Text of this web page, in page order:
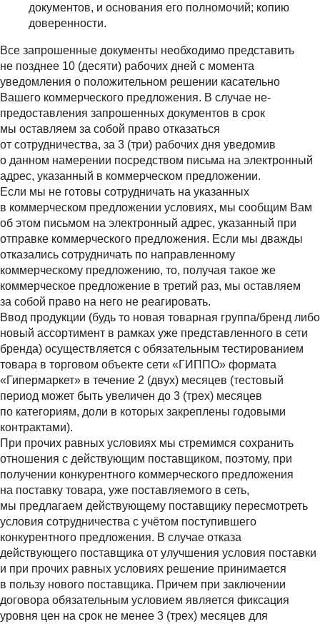
документов, и основания его полномочий; копию
доверенности.
Все запрошенные документы необходимо представить
не позднее 10 (десяти) рабочих дней с момента
уведомления о положительном решении касательно
Вашего коммерческого предложения. В случае не-
предоставления запрошенных документов в срок
мы оставляем за собой право отказаться
от сотрудничества, за 3 (три) рабочих дня уведомив
о данном намерении посредством письма на электронный
адрес, указанный в коммерческом предложении.
Если мы не готовы сотрудничать на указанных
в коммерческом предложении условиях, мы сообщим Вам
об этом письмом на электронный адрес, указанный при
отправке коммерческого предложения. Если мы дважды
отказались сотрудничать по направленному
коммерческому предложению, то, получая такое же
коммерческое предложение в третий раз, мы оставляем
за собой право на него не реагировать.
Ввод продукции (будь то новая товарная группа/бренд либо
новый ассортимент в рамках уже представленного в сети
бренда) осуществляется с обязательным тестированием
товара в торговом объекте сети «ГИППО» формата
«Гипермаркет» в течение 2 (двух) месяцев (тестовый
период может быть увеличен до 3 (трех) месяцев
по категориям, доли в которых закреплены годовыми
контрактами).
При прочих равных условиях мы стремимся сохранить
отношения с действующим поставщиком, поэтому, при
получении конкурентного коммерческого предложения
на поставку товара, уже поставляемого в сеть,
мы предлагаем действующему поставщику пересмотреть
условия сотрудничества с учётом поступившего
конкурентного предложения. В случае отказа
действующего поставщика от улучшения условия поставки
и при прочих равных условиях решение принимается
в пользу нового поставщика. Причем при заключении
договора обязательным условием является фиксация
уровня цен на срок не менее 3 (трех) месяцев для